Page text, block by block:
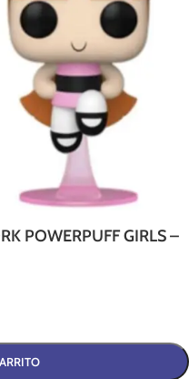
POWERPUFF GIRLS –